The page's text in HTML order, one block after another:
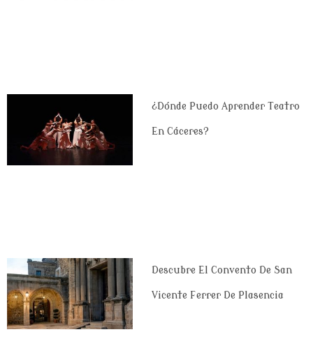
¿Dónde Puedo Aprender Teatro
En Cáceres?
Descubre El Convento De San
Vicente Ferrer De Plasencia